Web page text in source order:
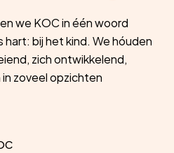
we KOC in één woord
bij het kind. We hóuden
zich ontwikkelend,
zoveel opzichten